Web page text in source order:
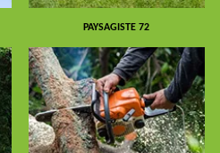
PAYSAGISTE 72